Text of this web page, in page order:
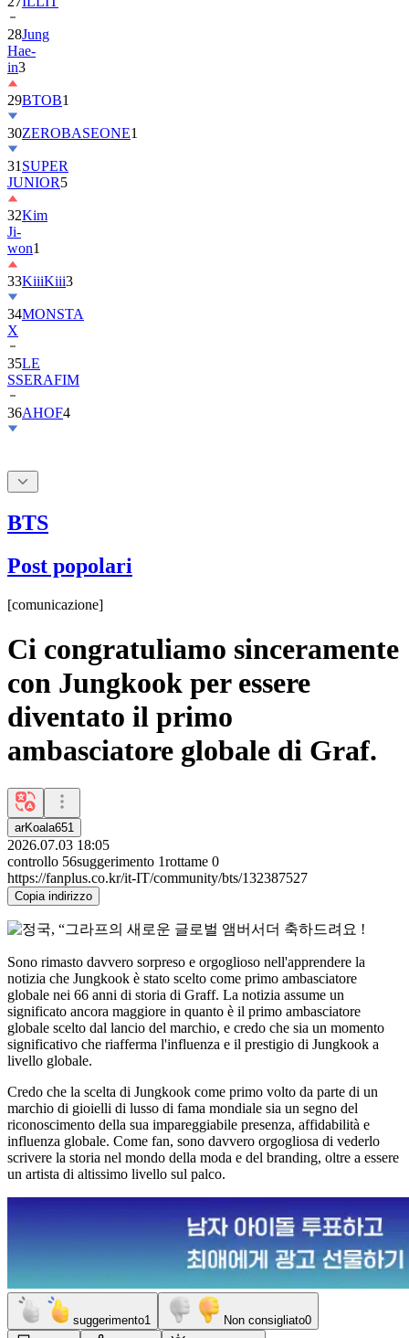
Hae-
in3
29BTOB
30ZEROBASEONE
31SUPER
JUNIOR
32Kim
Ji-
won1
33KiiiKiii
34MONSTA
X
35
SSERAFIM
36AHOF4
BTS
Post popolari
[comunicazione]
Ci congratuliamo sinceramente
con Jungkook per essere
diventato il primo
ambasciatore globale di Graf.
arKoala651
2026.07.03 18:05
controllo 56suggerimento 1rottame 0
https://fanplus.co.kr/it-IT/community/bts/132387527
Copia indirizzo
Sono rimasto davvero sorpreso e orgoglioso nell'apprendere la
notizia che Jungkook è stato scelto come primo ambasciatore
globale nei 66 anni di storia di Graff. La notizia assume un
significato ancora maggiore in quanto è il primo ambasciatore
globale scelto dal lancio del marchio, e credo che sia un momento
significativo che riafferma l'influenza e il prestigio di Jungkook a
livello globale.
Credo che la scelta di Jungkook come primo volto da parte di un
marchio di gioielli di lusso di fama mondiale sia un segno del
riconoscimento della sua impareggiabile presenza, affidabilità e
influenza globale. Come fan, sono davvero orgogliosa di vederlo
scrivere la storia nel mondo della moda e del branding, oltre a essere
un artista di altissimo livello sul palco.
suggerimento1 Non consigliato0